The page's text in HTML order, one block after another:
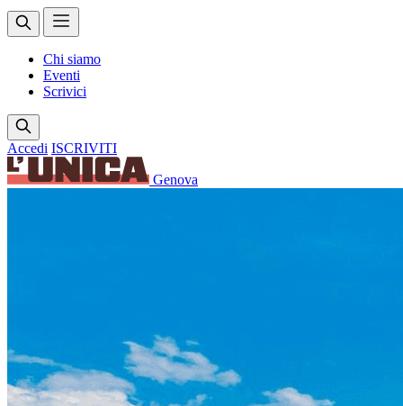
Chi siamo
Eventi
Scrivici
Accedi ISCRIVITI
Genova